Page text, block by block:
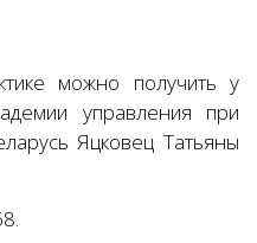
можно получить у
управления при
Яцковец Татьяны